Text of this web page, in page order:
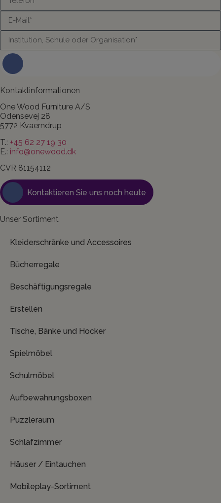
Kontaktinformationen
One Wood Furniture A/S
Odensevej 28
5772 Kvaerndrup
T.: +45 62 27 19 30
E.: info@onewood.dk
CVR 81154112
Kontaktieren Sie uns noch heute
Unser Sortiment
Kleiderschränke und Accessoires
Bücherregale
Beschäftigungsregale
Erstellen
Tische, Bänke und Hocker
Spielmöbel
Schulmöbel
Aufbewahrungsboxen
Puzzleraum
Schlafzimmer
Häuser / Eintauchen
Mobileplay-Sortiment